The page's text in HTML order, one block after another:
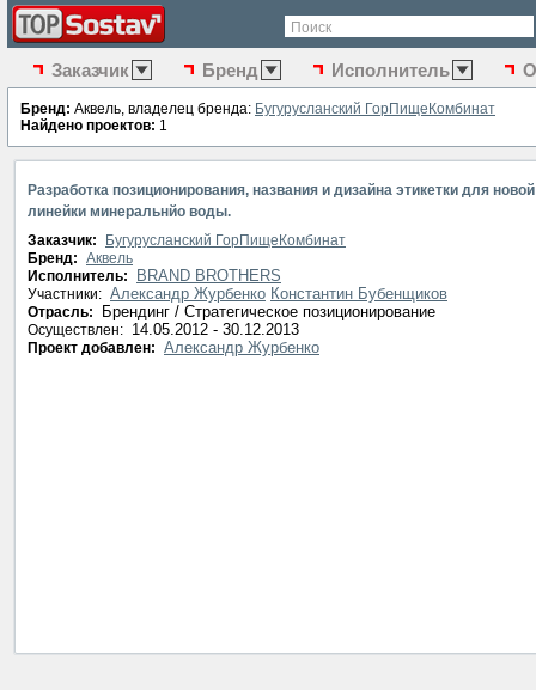
Поиск
Заказчик Бренд Исполнитель
Бренд: Аквель, владелец бренда: Бугурусланский ГорПищеКомбинат
Найдено проектов: 1
Разработка позиционирования, названия и дизайна этикетки для новой
линейки минеральнйо воды.
Заказчик:
Бугурусланский ГорПищеКомбинат
Бренд: Аквель
Исполнитель:
BRAND BROTHERS
Участники: Александр Журбенко Константин Бубенщиков
Отрасль: Брендинг / Стратегическое позиционирование
Осуществлен: 14.05.2012 - 30.12.2013
Проект добавлен: Александр Журбенко